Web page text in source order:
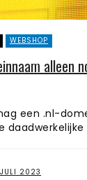
WEBSHOP
alleen
een .nl-
daadwerkelijke
2023